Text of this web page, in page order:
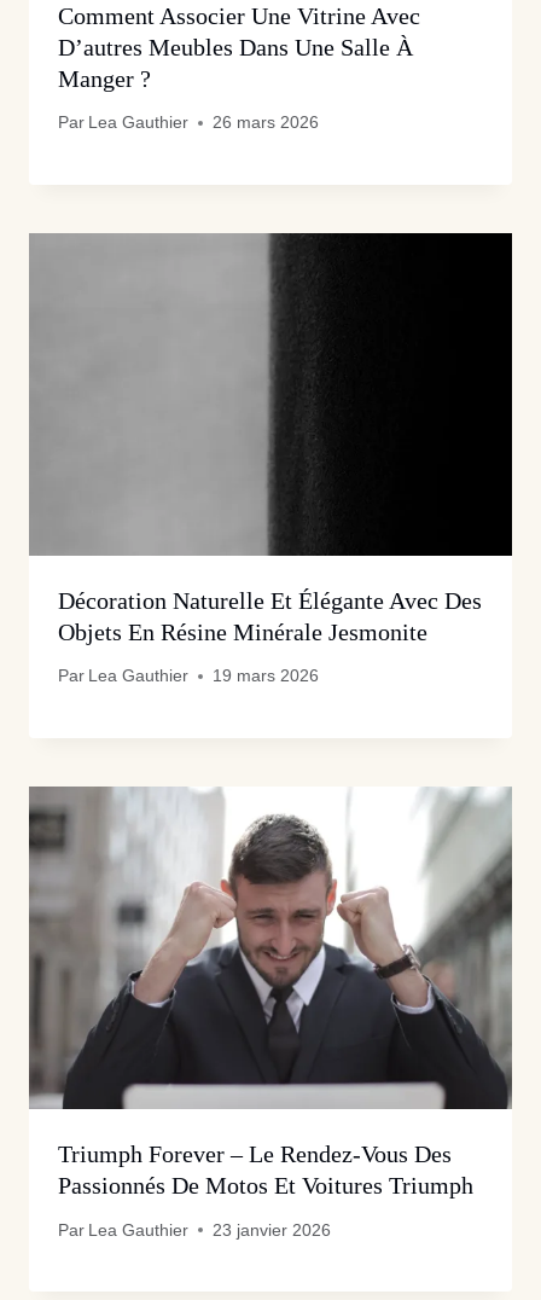
Comment Associer Une Vitrine Avec
D’autres Meubles Dans Une Salle À
Manger ?
Par Lea Gauthier 26 mars 2026
Décoration Naturelle Et Élégante Avec Des
Objets En Résine Minérale Jesmonite
Par Lea Gauthier 19 mars 2026
Triumph Forever – Le Rendez-Vous Des
Passionnés De Motos Et Voitures Triumph
Par Lea Gauthier 23 janvier 2026